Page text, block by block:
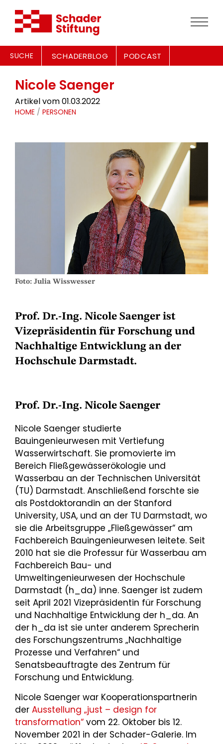
SUCHE SCHADERBLOG PODCAST
Nicole Saenger
Artikel vom 01.03.2022
HOME / PERSONEN
Foto: Julia Wisswesser
Prof. Dr.-Ing. Nicole Saenger ist
Vizepräsidentin für Forschung und
Nachhaltige Entwicklung an der
Hochschule Darmstadt.
Prof. Dr.-Ing. Nicole Saenger
Nicole Saenger studierte
Bauingenieurwesen mit Vertiefung
Wasserwirtschaft. Sie promovierte im
Bereich Fließgewässerökologie und
Wasserbau an der Technischen Universität
(TU) Darmstadt. Anschließend forschte sie
als Postdoktorandin an der Stanford
University, USA, und an der TU Darmstadt, wo
sie die Arbeitsgruppe „Fließgewässer“ am
Fachbereich Bauingenieurwesen leitete. Seit
2010 hat sie die Professur für Wasserbau am
Fachbereich Bau- und
Umweltingenieurwesen der Hochschule
Darmstadt (h_da) inne. Saenger ist zudem
seit April 2021 Vizepräsidentin für Forschung
und Nachhaltige Entwicklung der h_da. An
der h_da ist sie unter anderem Sprecherin
des Forschungszentrums „Nachhaltige
Prozesse und Verfahren“ und
Senatsbeauftragte des Zentrum für
Forschung und Entwicklung.
Nicole Saenger war Kooperationspartnerin
der Ausstellung „just – design for
transformation“ vom 22. Oktober bis 12.
November 2021 in der Schader-Galerie. Im